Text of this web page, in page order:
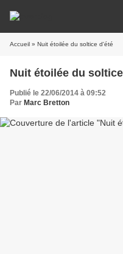
Accueil » Nuit étoilée du soltice d'été
Nuit étoilée du
Publié le 22/06/2014 à 09:52
Par Marc Bretton